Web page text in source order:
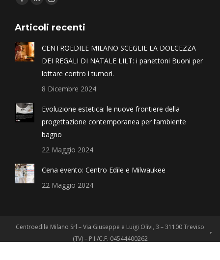
Articoli recenti
CENTROEDILE MILANO SCEGLIE LA DOLCEZZA
DEI REGALI DI NATALE LILT: i panettoni Buoni per
lottare contro i tumori.
8 Dicembre 2024
Evoluzione estetica: le nuove frontiere della
progettazione contemporanea per l’ambiente
bagno
22 Maggio 2024
Cena evento: Centro Edile e Milwaukee
22 Maggio 2024
Centroedile Milano Srl – Via Giuseppe e Luigi Olivi, 3 – 31100 Treviso
(TV) – P.I./C.F. 04544400262